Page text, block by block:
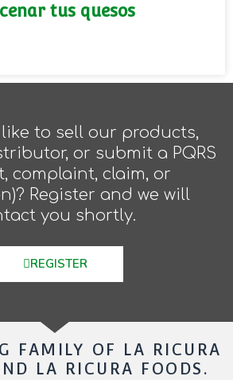
tus quesos
to sell our products,
or submit a PQRS
complaint, claim, or
Register and we will
you shortly.
REGISTER
FAMILY OF LA RICURA
LA RICURA FOODS.